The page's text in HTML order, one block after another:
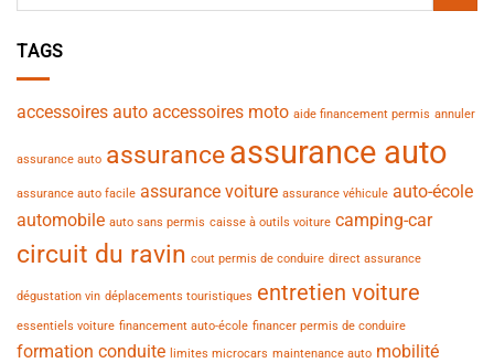
TAGS
accessoires auto accessoires moto aide financement permis annuler
assurance auto assuranceassurance auto
assurance auto facile assurance voiture assurance véhicule auto-école
automobile auto sans permis caisse à outils voiture camping-car
circuit du ravin cout permis de conduire direct assurance
dégustation vin déplacements touristiques entretien voiture
essentiels voiture financement auto-école financer permis de conduire
formation conduite limites microcars maintenance auto mobilité